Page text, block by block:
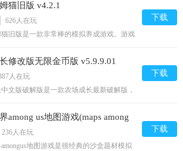
感兴趣的话就来2265安卓网下载吧！汤姆
官网介绍汤姆猫爱安吉拉中文版你会看到
与
猫旧版 v4.2.1
626人在玩
旧版是一款非常棒的模拟养成游戏。游戏
2265安卓网下载吧！我的汤姆猫老版本游
爪按钮，汤姆将用水枪、气喇叭或喷枪骚
要升级
下载
修改版无限金币版 v5.9.9.01
人在玩
文版破解版是一款农场成长最新破解版，
就来2265安卓网下载体验呗！农场成长免
是超棒的农业耕作模拟经营类游戏。没有
植
下载
among us地图游戏(maps among
v2.0
236人在玩
地图游戏是很经典的沙盒题材模拟
下载